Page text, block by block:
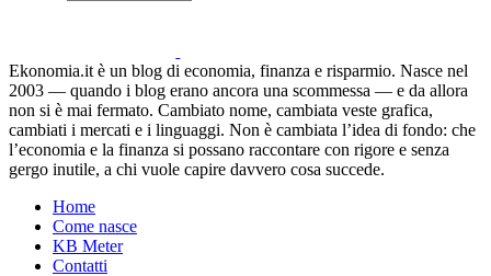
Ekonomia.it è un blog di economia, finanza e risparmio. Nasce nel
2003 — quando i blog erano ancora una scommessa — e da allora
non si è mai fermato. Cambiato nome, cambiata veste grafica,
cambiati i mercati e i linguaggi. Non è cambiata l’idea di fondo: che
l’economia e la finanza si possano raccontare con rigore e senza
gergo inutile, a chi vuole capire davvero cosa succede.
Home
Come nasce
KB Meter
Contatti